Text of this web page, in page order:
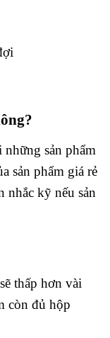
sản phẩm
sản phẩm giá rẻ
nhắc kỹ nếu sản
thấp hơn vài
còn đủ hộp